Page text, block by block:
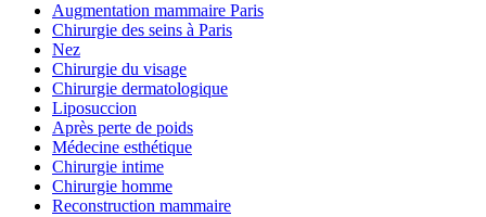
Augmentation mammaire Paris
Chirurgie des seins à Paris
Nez
Chirurgie du visage
Chirurgie dermatologique
Liposuccion
Après perte de poids
Médecine esthétique
Chirurgie intime
Chirurgie homme
Reconstruction mammaire